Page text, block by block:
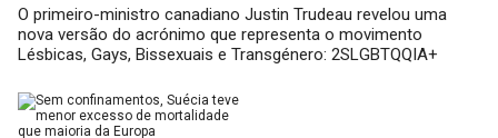
O primeiro-ministro canadiano Justin Trudeau revelou uma
nova versão do acrónimo que representa o movimento
Lésbicas, Gays, Bissexuais e Transgénero: 2SLGBTQQIA+